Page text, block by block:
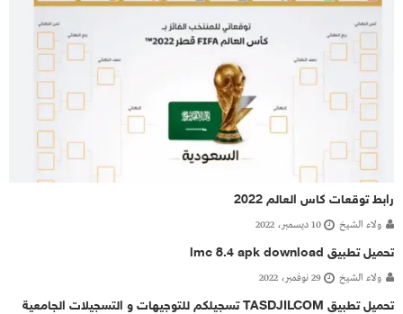
رابط توقعات كاس العالم 2022
ولاء الشيخ 10 ديسمبر، 2022
تحميل تطبيق lmc 8.4 apk download
ولاء الشيخ 29 نوفمبر، 2022
تحميل تطبيق TASDJILCOM تسجيلكم للتوجيهات و التسجيلات الجامعية